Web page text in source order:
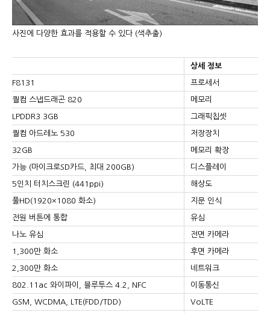
사진에 다양한 효과를 적용할 수 있다 (색추출)
상세 정보
F8131 프로세서
퀄컴 스냅드래곤 820 메모리
LPDDR3 3GB 그래픽칩셋
퀄컴 아드레노 530 저장장치
32GB 메모리 확장
가능 (마이크로SD카드, 최대 200GB) 디스플레이
5인치 터치스크린 (441ppi) 해상도
풀HD(1920×1080 화소) 지문 인식
전원 버튼에 통합 유심
나노 유심 전면 카메라
1,300만 화소 후면 카메라
2,300만 화소 네트워크
802.11ac 와이파이, 블루투스 4.2, NFC 이동통신
GSM, WCDMA, LTE(FDD/TDD) VoLTE